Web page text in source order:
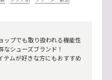
ップでも取り扱われる機能性
シューズブランド！
テムが好きな方にもおすすめ